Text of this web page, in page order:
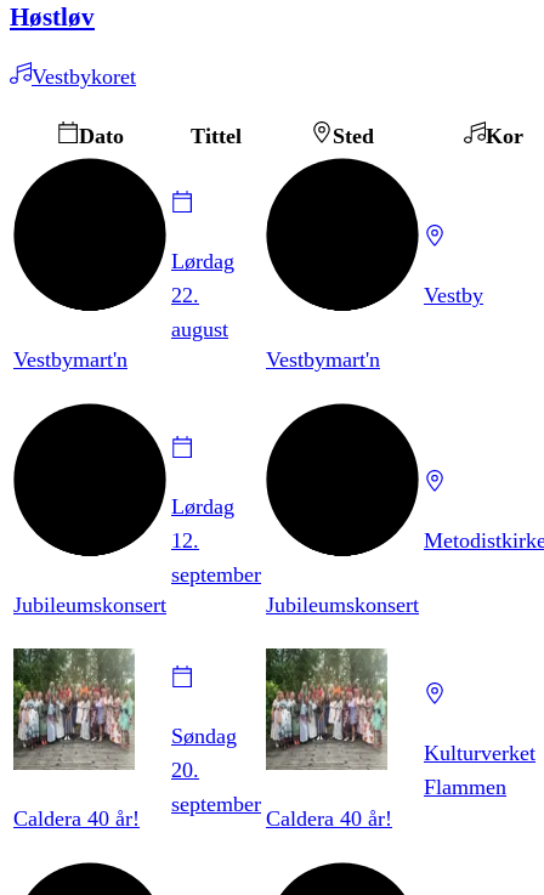
Høstløv
Vestbykoret
Dato Tittel Sted Kor
Vestbymart'n
Lørdag
22.
august
Vestbymart'n
Vestby
Jubileumskonsert
Lørdag
12.
september
Jubileumskonsert
Caldera 40 år!
Søndag
20.
september
Caldera 40 år!
Kulturverket
Flammen